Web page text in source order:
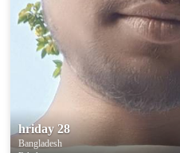
hriday 28
Bangladesh